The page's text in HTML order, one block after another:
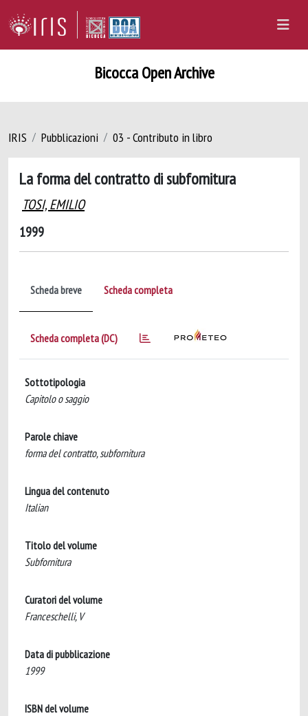
Bicocca Open Archive
IRIS Pubblicazioni 03 - Contributo in libro
La forma del contratto di subfornitura
TOSI, EMILIO
1999
Scheda breve Scheda completa
Scheda completa (DC)
Sottotipologia
Capitolo o saggio
Parole chiave
forma del contratto, subfornitura
Lingua del contenuto
Italian
Titolo del volume
Subfornitura
Curatori del volume
Franceschelli, V
Data di pubblicazione
1999
ISBN del volume